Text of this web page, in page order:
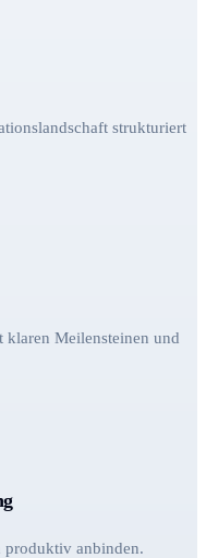
strukturiert
Meilensteinen und
anbinden.